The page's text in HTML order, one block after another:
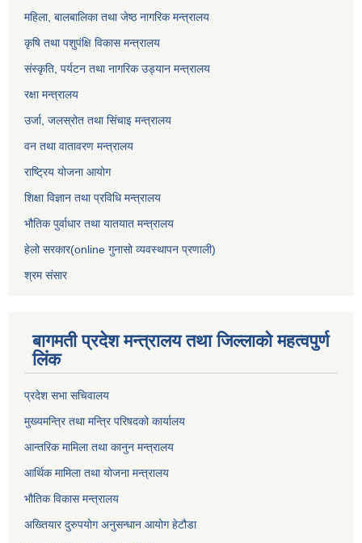
महिला, बालबालिका तथा जेष्ठ नागरिक मन्त्रालय
कृषि तथा पशुपंक्षि विकास मन्त्रालय
संस्कृति, पर्यटन तथा नागरिक उड्‍यान मन्त्रालय
रक्षा मन्त्रालय
उर्जा, जलस्रोत तथा सिंचाइ मन्त्रालय
वन तथा वातावरण मन्त्रालय
राष्ट्रिय योजना आयोग
शिक्षा विज्ञान तथा प्रविधि मन्त्रालय
भौतिक पुर्वाधार तथा यातयात मन्त्रालय
हेलो सरकार(online गुनासो व्यवस्थापन प्रणाली)
श्रम संसार
बागमती प्रदेश मन्त्रालय तथा जिल्लाको महत्वपुर्ण
लिंक
प्रदेश सभा सचिवालय
मुख्यमन्त्रि तथा मन्त्रि परिषदको कार्यालय
आन्तरिक मामिला तथा कानुन मन्त्रालय
आर्थिक मामिला तथा योजना मन्त्रालय
भौतिक विकास मन्त्रालय
अख्तियार दुरुपयोग अनुसन्धान आयोग हेटौडा